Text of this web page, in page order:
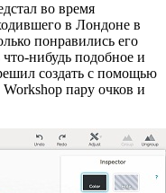
во время
в Лондоне в
понравились его
что-нибудь подобное и
создать с помощью
пару очков и